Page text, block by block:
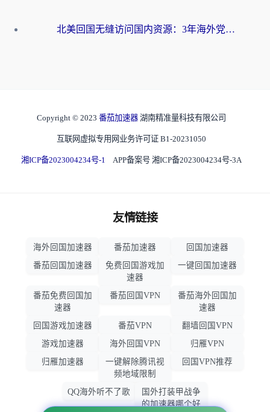
北美回国无缝访问国内资源：3年海外党亲测的加速器选择指南
Copyright © 2023 番茄加速器 湖南精准量科技有限公司
互联网虚拟专用网业务许可证 B1-20231050
湘ICP备2023004234号-1 APP备案号 湘ICP备2023004234号-3A
友情链接
海外回国加速器 番茄加速器
回国加速器
番茄回国加速器
免费回国游戏加
速器
一键回国加速器
番茄免费回国加
速器
番茄回国VPN
番茄海外回国加
速器
回国游戏加速器
番茄VPN
翻墙回国VPN
游戏加速器
海外回国VPN
归雁VPN
归雁加速器
一键解除腾讯视
频地域限制
回国VPN推荐
QQ海外听不了歌
国外打装甲战争
的加速器哪个好